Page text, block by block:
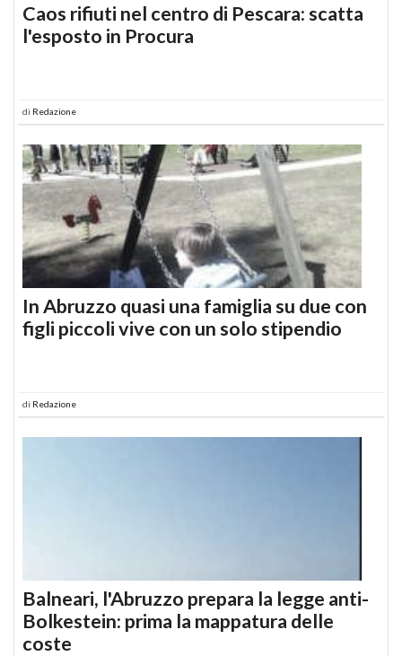
Caos rifiuti nel centro di Pescara: scatta
l'esposto in Procura
di Redazione
In Abruzzo quasi una famiglia su due con
figli piccoli vive con un solo stipendio
di Redazione
Balneari, l'Abruzzo prepara la legge anti-
Bolkestein: prima la mappatura delle
coste